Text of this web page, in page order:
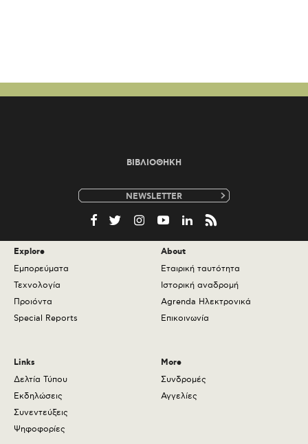
ΒΙΒΛΙΟΘΗΚΗ
mail
Explore
Εμπορεύματα
Τεχνολογία
Προιόντα
Special Reports
About
Εταιρική ταυτότητα
Ιστορική αναδρομή
Agrenda Ηλεκτρονικά
Επικοινωνία
Links
Δελτία Τύπου
Εκδηλώσεις
Συνεντεύξεις
Ψηφοφορίες
More
Συνδρομές
Αγγελίες